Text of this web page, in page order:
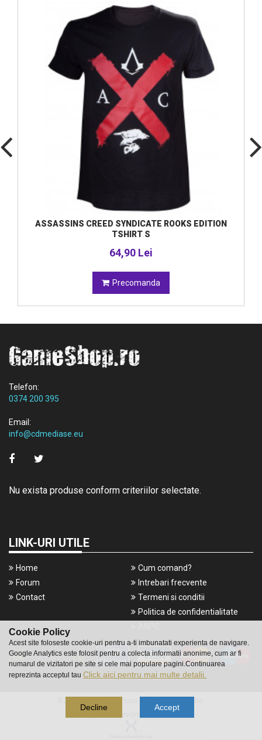
Cookie Policy
Acest site foloseste cookie-uri pentru a-ti imbunatati experienta de navigare.
Google Analytics este folosit pentru a colecta informatii anonime, cum ar fi
numarul de vizitatori pe site si cele mai populare pagini.Continuarea
reprezinta acceptul tau Click aici pentru mai multe detalii.
Decline Accept
ASSASSINS CREED SYNDICATE ROOKS EDITION
TSHIRT S
64,90 Lei
Precomanda
Telefon:
0374 200 395
Email:
info@cdmediase.eu
Nu exista produse conform criteriilor selectate.
LINK-URI UTILE
Home
Forum
Contact
Cum comand?
Intrebari frecvente
Termeni si conditii
Politica de confidentialitate
DNA